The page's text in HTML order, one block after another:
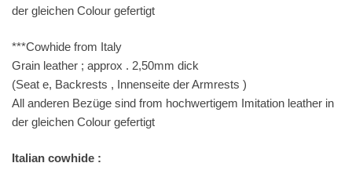
der gleichen Colour gefertigt
***Cowhide from Italy
Grain leather ; approx . 2,50mm dick
(Seat e, Backrests , Innenseite der Armrests )
All anderen Bezüge sind from hochwertigem Imitation leather in
der gleichen Colour gefertigt
Italian cowhide :